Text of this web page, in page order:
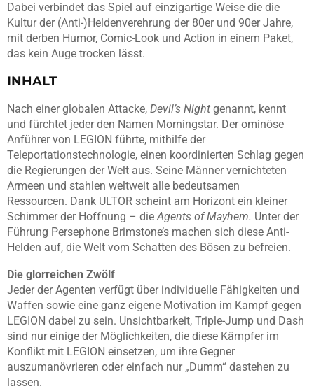
Dabei verbindet das Spiel auf einzigartige Weise die die
Kultur der (Anti-)Heldenverehrung der 80er und 90er Jahre,
mit derben Humor, Comic-Look und Action in einem Paket,
das kein Auge trocken lässt.
INHALT
Nach einer globalen Attacke, Devil’s Night genannt, kennt
und fürchtet jeder den Namen Morningstar. Der ominöse
Anführer von LEGION führte, mithilfe der
Teleportationstechnologie, einen koordinierten Schlag gegen
die Regierungen der Welt aus. Seine Männer vernichteten
Armeen und stahlen weltweit alle bedeutsamen
Ressourcen. Dank ULTOR scheint am Horizont ein kleiner
Schimmer der Hoffnung – dieAgents of Mayhem. Unter der
Führung Persephone Brimstone’s machen sich diese Anti-
Helden auf, die Welt vom Schatten des Bösen zu befreien.
Die glorreichen Zwölf
Jeder der Agenten verfügt über individuelle Fähigkeiten und
Waffen sowie eine ganz eigene Motivation im Kampf gegen
LEGION dabei zu sein. Unsichtbarkeit, Triple-Jump und Dash
sind nur einige der Möglichkeiten, die diese Kämpfer im
Konflikt mit LEGION einsetzen, um ihre Gegner
auszumanövrieren oder einfach nur „Dumm“ dastehen zu
lassen.